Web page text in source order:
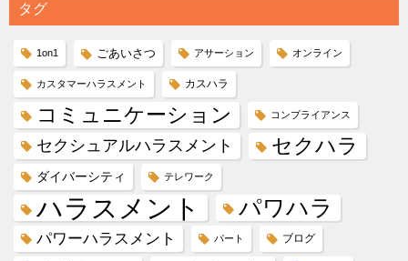
タグ
1on1 ごあいさつ アサーション オンライン
カスタマーハラスメント カスハラ
コミュニケーション コンプライアンス
セクシュアルハラスメント セクハラ
ダイバーシティ テレワーク
ハラスメント パワハラ
パワーハラスメント パート ブログ